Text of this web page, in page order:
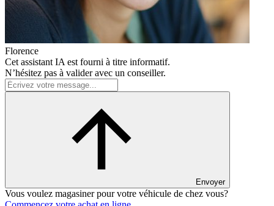
Florence
Cet assistant IA est fourni à titre informatif.
N’hésitez pas à valider avec un conseiller.
Envoyer
Vous voulez magasiner pour votre véhicule de chez vous?